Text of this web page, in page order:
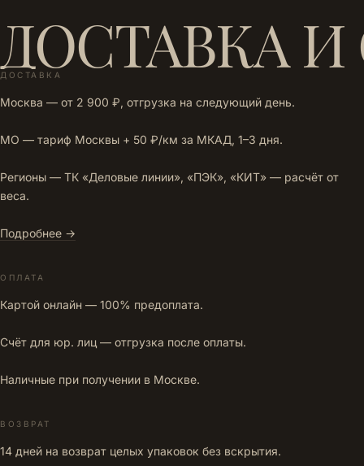
ДОСТАВКА
ДОСТАВКА
Москва — от 2 900 ₽, отгрузка на следующий день.
МО — тариф Москвы + 50 ₽/км за МКАД, 1–3 дня.
Регионы — ТК «Деловые линии», «ПЭК», «КИТ» — расчёт от
веса.
Подробнее →
ОПЛАТА
Картой онлайн — 100% предоплата.
Счёт для юр. лиц — отгрузка после оплаты.
Наличные при получении в Москве.
ВОЗВРАТ
14 дней на возврат целых упаковок без вскрытия.